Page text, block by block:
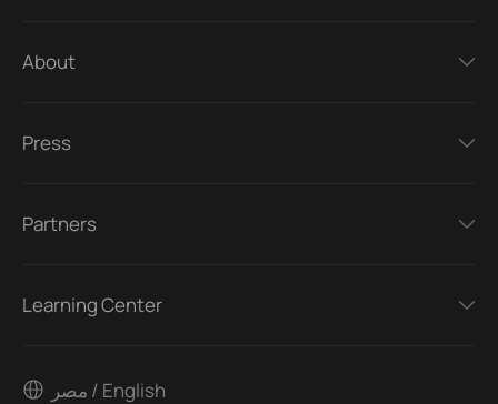
About
Press
Partners
Learning Center
مصر / English